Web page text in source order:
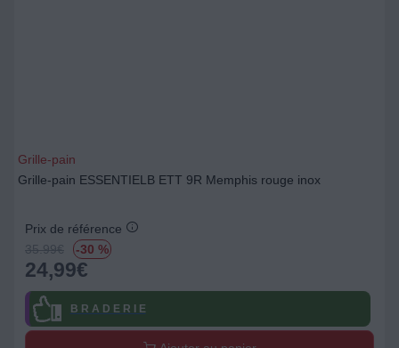
Grille-pain
Grille-pain ESSENTIELB ETT 9R Memphis rouge inox
Prix de référence
35.99€ -30 %
24,99€
B R A D E R I E